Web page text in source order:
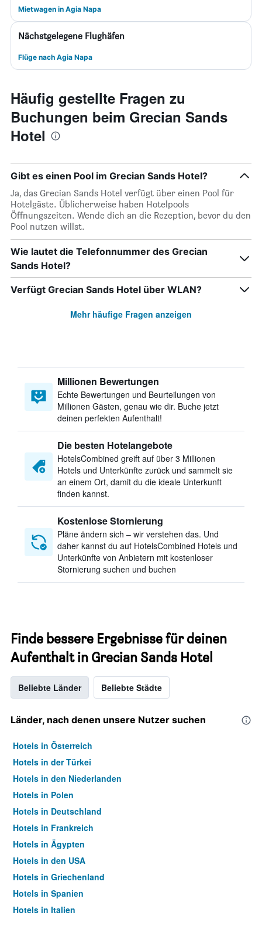
Mietwagen in Agia Napa
Nächstgelegene Flughäfen
Flüge nach Agia Napa
Häufig gestellte Fragen zu
Buchungen beim Grecian Sands
Hotel
Gibt es einen Pool im Grecian Sands Hotel?
Ja, das Grecian Sands Hotel verfügt über einen Pool für
Hotelgäste. Üblicherweise haben Hotelpools
Öffnungszeiten. Wende dich an die Rezeption, bevor du den
Pool nutzen willst.
Wie lautet die Telefonnummer des Grecian
Sands Hotel?
Verfügt Grecian Sands Hotel über WLAN?
Mehr häufige Fragen anzeigen
Millionen Bewertungen
Echte Bewertungen und Beurteilungen von
Millionen Gästen, genau wie dir. Buche jetzt
deinen perfekten Aufenthalt!
Die besten Hotelangebote
HotelsCombined greift auf über 3 Millionen
Hotels und Unterkünfte zurück und sammelt sie
an einem Ort, damit du die ideale Unterkunft
finden kannst.
Kostenlose Stornierung
Pläne ändern sich – wir verstehen das. Und
daher kannst du auf HotelsCombined Hotels und
Unterkünfte von Anbietern mit kostenloser
Stornierung suchen und buchen
Finde bessere Ergebnisse für deinen
Aufenthalt in Grecian Sands Hotel
Beliebte Länder Beliebte Städte
Länder, nach denen unsere Nutzer suchen
Hotels in Österreich
Hotels in der Türkei
Hotels in den Niederlanden
Hotels in Polen
Hotels in Deutschland
Hotels in Frankreich
Hotels in Ägypten
Hotels in den USA
Hotels in Griechenland
Hotels in Spanien
Hotels in Italien